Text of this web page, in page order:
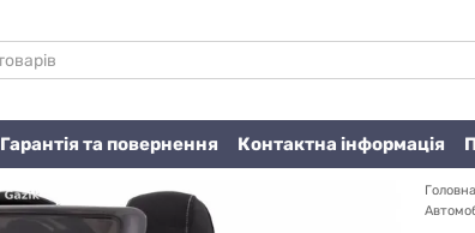
Гарантія та повернення Контактна інформація
Головна